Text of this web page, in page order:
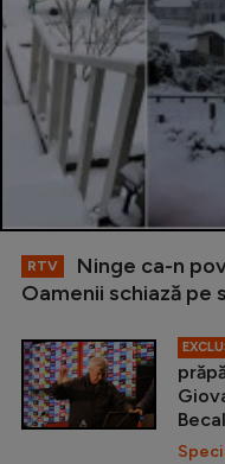
RTV
Ninge ca-n
Oamenii schiază pe